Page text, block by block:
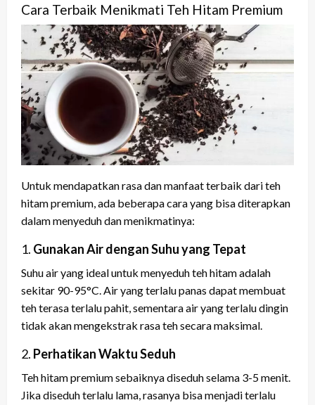
Cara Terbaik Menikmati Teh Hitam Premium
Untuk mendapatkan rasa dan manfaat terbaik dari teh
hitam premium, ada beberapa cara yang bisa diterapkan
dalam menyeduh dan menikmatinya:
1. Gunakan Air dengan Suhu yang Tepat
Suhu air yang ideal untuk menyeduh teh hitam adalah
sekitar 90-95°C. Air yang terlalu panas dapat membuat
teh terasa terlalu pahit, sementara air yang terlalu dingin
tidak akan mengekstrak rasa teh secara maksimal.
2. Perhatikan Waktu Seduh
Teh hitam premium sebaiknya diseduh selama 3-5 menit.
Jika diseduh terlalu lama, rasanya bisa menjadi terlalu